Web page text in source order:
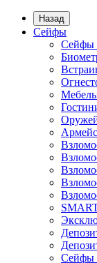
Назад
Сейфы
Сейфы
Сейфы